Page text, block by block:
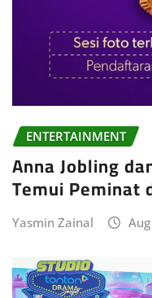
ENTERTAINMENT
Anna Jobling
Temui Peminat
Yasmin Zainal